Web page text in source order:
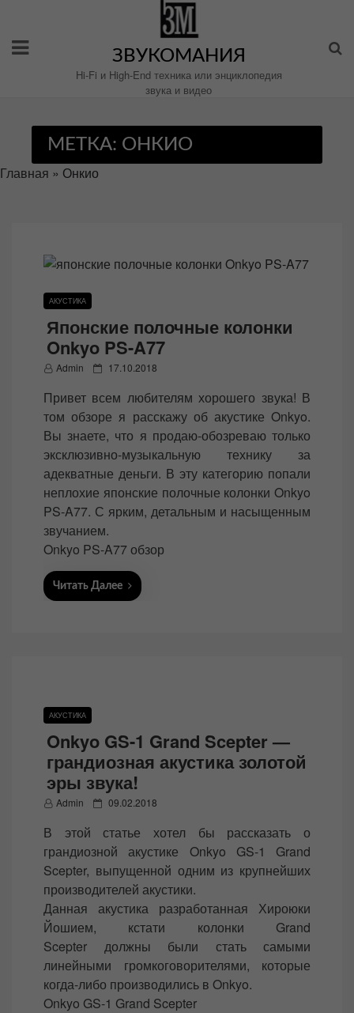
содержимому
ЗВУКОМАНИЯ
Hi-Fi и High-End техника или энциклопедия
звука и видео
МЕТКА: ОНКИО
Главная » Онкио
АКУСТИКА
Японские полочные колонки
Onkyo PS-A77
Admin
P
s
t
e
d
o
n
17.10.2018
Привет всем любителям хорошего звука! В
том обзоре я расскажу об акустике Onkyo.
Вы знаете, что я продаю-обозреваю только
эксклюзивно-музыкальную технику за
адекватные деньги. В эту категорию попали
неплохие японские полочные колонки Onkyo
PS-A77. С ярким, детальным и насыщенным
звучанием.
Onkyo PS-A77 обзор
Читать Далее
АКУСТИКА
Onkyo GS-1 Grand Scepter —
грандиозная акустика золотой
эры звука!
Admin
P
s
t
e
d
o
09.02.2018
В этой статье хотел бы рассказать о
грандиозной акустике Onkyo GS-1 Grand
Scepter, выпущенной одним из крупнейших
производителей акустики.
Данная акустика разработанная Хироюки
Йошием, кстати колонки Grand
Scepter должны были стать самыми
линейными громкоговорителями, которые
когда-либо производились в Onkyo.
Onkyo GS-1 Grand Scepter